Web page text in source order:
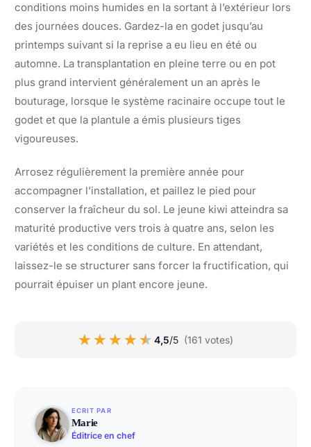
conditions moins humides en la sortant à l’extérieur lors
des journées douces. Gardez-la en godet jusqu’au
printemps suivant si la reprise a eu lieu en été ou
automne. La transplantation en pleine terre ou en pot
plus grand intervient généralement un an après le
bouturage, lorsque le système racinaire occupe tout le
godet et que la plantule a émis plusieurs tiges
vigoureuses.
Arrosez régulièrement la première année pour
accompagner l’installation, et paillez le pied pour
conserver la fraîcheur du sol. Le jeune kiwi atteindra sa
maturité productive vers trois à quatre ans, selon les
variétés et les conditions de culture. En attendant,
laissez-le se structurer sans forcer la fructification, qui
pourrait épuiser un plant encore jeune.
★★★★★
★★★★★ 4,5/5 (161 votes)
ECRIT PAR
Marie
Éditrice en chef